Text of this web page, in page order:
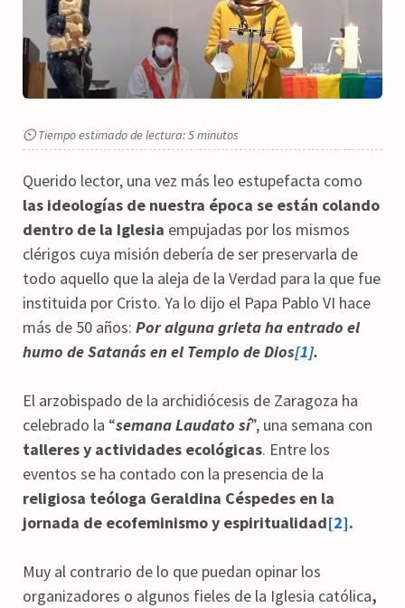
⏲ Tiempo estimado de lectura: 5 minutos
Querido lector, una vez más leo estupefacta como
las ideologías de nuestra época se están colando
dentro de la Iglesia empujadas por los mismos
clérigos cuya misión debería de ser preservarla de
todo aquello que la aleja de la Verdad para la que fue
instituida por Cristo. Ya lo dijo el Papa Pablo VI hace
más de 50 años: Por alguna grieta ha entrado el
humo de Satanás en el Templo de Dios[1].
El arzobispado de la archidiócesis de Zaragoza ha
celebrado la “semana Laudato sí”, una semana con
talleres y actividades ecológicas. Entre los
eventos se ha contado con la presencia de la
religiosa teóloga Geraldina Céspedes en la
jornada de ecofeminismo y espiritualidad[2].
Muy al contrario de lo que puedan opinar los
organizadores o algunos fieles de la Iglesia católica,